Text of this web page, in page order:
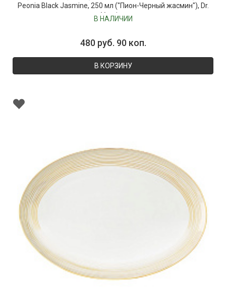
Peonia Black Jasmine, 250 мл ("Пион-Черный жасмин"), Dr.
Vranjes
В НАЛИЧИИ
480 руб. 90 коп.
В КОРЗИНУ